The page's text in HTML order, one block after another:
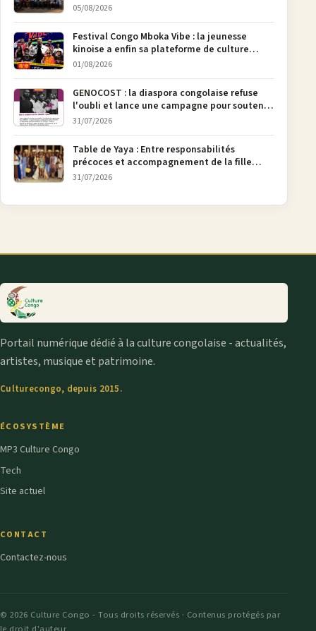
05/08/2026
Festival Congo Mboka Vibe : la jeunesse
kinoise a enfin sa plateforme de culture
urbaine
01/08/2026
GENOCOST : la diaspora congolaise refuse
l'oubli et lance une campagne pour soutenir
la pétition FONAREV depuis Bruxelles
31/07/2026
Table de Yaya : Entre responsabilités
précoces et accompagnement de la fille
aînée, la diaspora en débat
31/07/2026
Portail numérique dédié à la culture congolaise - actualités,
artistes, musique et patrimoine.
Culturecongo, depuis 2015.
ÉCOSYSTÈME
MP3 Culture Congo
Tech
Site actuel
CONTACT
Contactez-nous
© 2026 Culture Congo - Tous droits réservés · Contenus protégés par